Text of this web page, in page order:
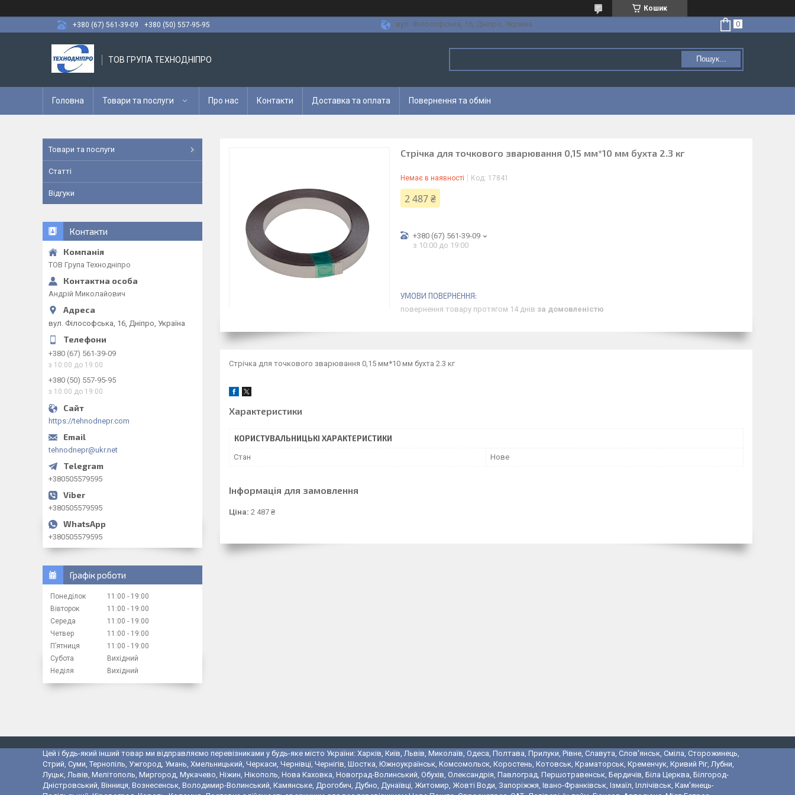
Кошик
+380 (67) 561-39-09
+380 (50) 557-95-95 вул. Філософська, 16, Дніпро, Україна
ТОВ ГРУПА ТЕХНОДНІПРО Пошук...
Головна Товари та послуги Про нас Контакти Доставка та оплата Повернення та обмін
Стрічка для точкового зварювання 0,15 мм*10 мм бухта 2.3 кг
Немає в наявності Код: 17841
2 487 ₴
+380 (67) 561-39-09
з 10:00 до 19:00
повернення товару протягом 14 днів за домовленістю
Стрічка для точкового зварювання 0,15 мм*10 мм бухта 2.3 кг
Характеристики
КОРИСТУВАЛЬНИЦЬКІ ХАРАКТЕРИСТИКИ
Стан Нове
Інформація для замовлення
Ціна: 2 487 ₴
Товари та послуги
Статті
Відгуки
Контакти
ТОВ Група Технодніпро
Андрій Миколайович
вул. Філософська, 16, Дніпро, Україна
+380 (67) 561-39-09
з 10:00 до 19:00
+380 (50) 557-95-95
з 10:00 до 19:00
https://tehnodnepr.com
tehnodnepr@ukr.net
+380505579595
+380505579595
+380505579595
Графік роботи
Понеділок 11:00
19:00
Вівторок
11:00
19:00
Середа
11:00
19:00
Четвер
11:00
19:00
Пʼятниця
11:00
19:00
Субота
Вихідний
Неділя
Вихідний
Цей і будь-який інший товар ми відправляємо перевізниками у будь-яке місто України: Харків, Київ, Львів, Миколаїв, Одеса, Полтава, Прилуки, Рівне, Славута, Слов'янськ, Сміла, Сторожинець,
Стрий, Суми, Тернопіль, Ужгород, Умань, Хмельницький, Черкаси, Чернівці, Чернігів, Шостка, Южноукраїнськ, Комсомольск, Коростень, Котовськ, Краматорськ, Кременчук, Кривий Ріг, Лубни,
Луцьк, Львів, Мелітополь, Миргород, Мукачево, Ніжин, Нікополь, Нова Каховка, Новоград-Волинський, Обухів, Олександрія, Павлоград, Першотравенськ, Бердичів, Біла Церква, Білгород-
Дністровський, Вінниця, Вознесенськ, Володимир-Волинський, Камянське, Дрогобич, Дубно, Дунаївці, Житомир, Жовті Води, Запоріжжя, Івано-Франківськ, Ізмаїл, Іллічівськ, Кам'янець-